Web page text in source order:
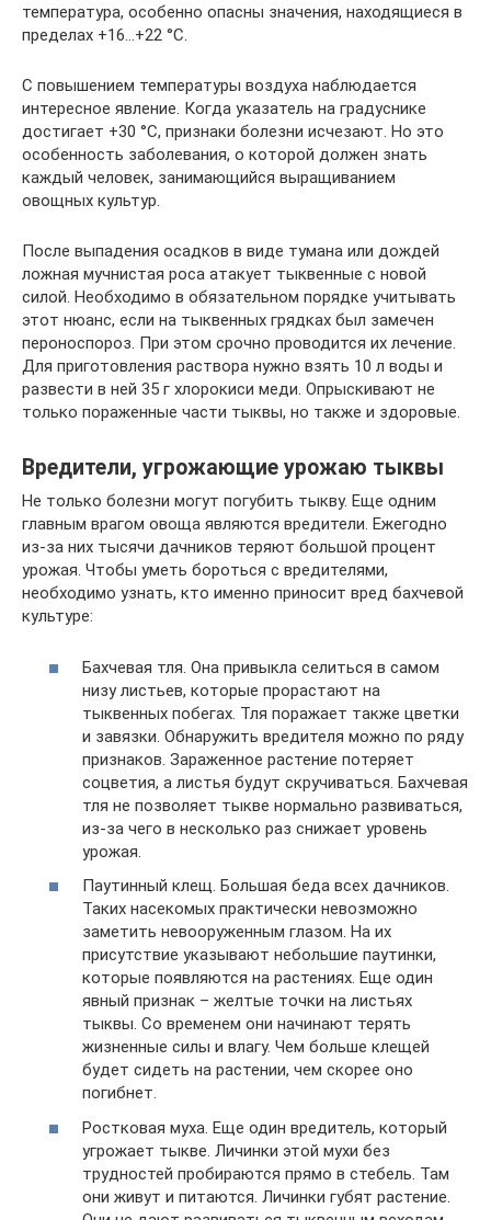
температура, особенно опасны значения, находящиеся в
пределах +16…+22 °C.
С повышением температуры воздуха наблюдается
интересное явление. Когда указатель на градуснике
достигает +30 °C, признаки болезни исчезают. Но это
особенность заболевания, о которой должен знать
каждый человек, занимающийся выращиванием
овощных культур.
После выпадения осадков в виде тумана или дождей
ложная мучнистая роса атакует тыквенные с новой
силой. Необходимо в обязательном порядке учитывать
этот нюанс, если на тыквенных грядках был замечен
пероноспороз. При этом срочно проводится их лечение.
Для приготовления раствора нужно взять 10 л воды и
развести в ней 35 г хлорокиси меди. Опрыскивают не
только пораженные части тыквы, но также и здоровые.
Вредители, угрожающие урожаю тыквы
Не только болезни могут погубить тыкву. Еще одним
главным врагом овоща являются вредители. Ежегодно
из-за них тысячи дачников теряют большой процент
урожая. Чтобы уметь бороться с вредителями,
необходимо узнать, кто именно приносит вред бахчевой
культуре:
Бахчевая тля. Она привыкла селиться в самом
низу листьев, которые прорастают на
тыквенных побегах. Тля поражает также цветки
и завязки. Обнаружить вредителя можно по ряду
признаков. Зараженное растение потеряет
соцветия, а листья будут скручиваться. Бахчевая
тля не позволяет тыкве нормально развиваться,
из-за чего в несколько раз снижает уровень
урожая.
Паутинный клещ. Большая беда всех дачников.
Таких насекомых практически невозможно
заметить невооруженным глазом. На их
присутствие указывают небольшие паутинки,
которые появляются на растениях. Еще один
явный признак – желтые точки на листьях
тыквы. Со временем они начинают терять
жизненные силы и влагу. Чем больше клещей
будет сидеть на растении, чем скорее оно
погибнет.
Ростковая муха. Еще один вредитель, который
угрожает тыкве. Личинки этой мухи без
трудностей пробираются прямо в стебель. Там
они живут и питаются. Личинки губят растение.